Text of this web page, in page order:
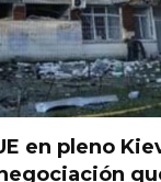
en pleno